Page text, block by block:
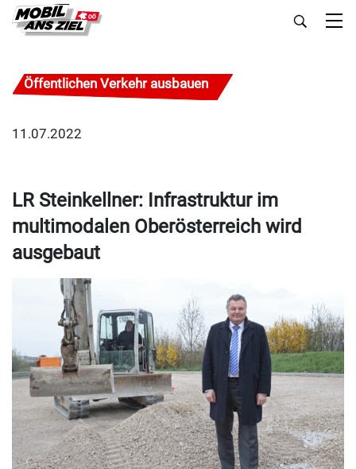
Öffentlichen Verkehr ausbauen
11.07.2022
LR Steinkellner: Infrastruktur im
multimodalen Oberösterreich wird
ausgebaut